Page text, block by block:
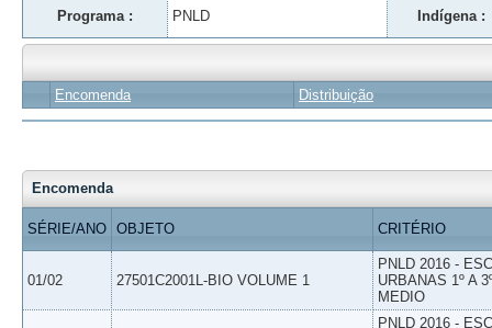
Programa : PNLD Indígena :
Encomenda Distribuição
Encomenda
SÉRIE/ANO OBJETO CRITÉRIO
01/02 27501C2001L-BIO VOLUME 1
PNLD 2016 -
URBANAS 1º A
MEDIO
PNLD 2016 -